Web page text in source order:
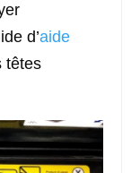
d’aide
têtes